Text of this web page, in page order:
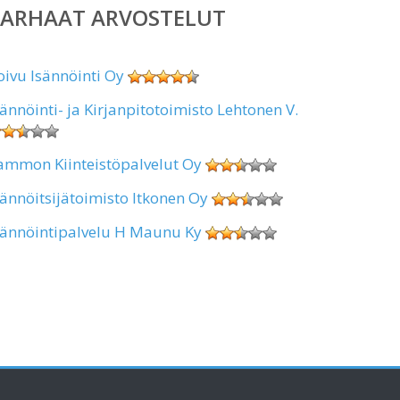
ARVOSTELUT
Isännöinti Oy
ja Kirjanpitotoimisto Lehtonen V.
Kiinteistöpalvelut Oy
Itkonen Oy
H Maunu Ky